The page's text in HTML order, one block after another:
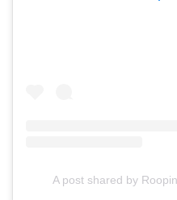
A post shared by